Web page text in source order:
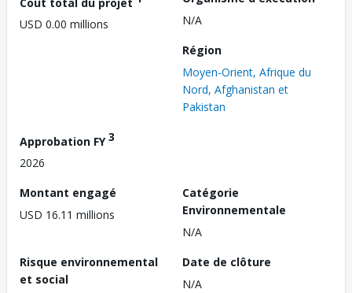
USD 0.00 millions
N/A
Région
Moyen-Orient, Afrique du
Nord, Afghanistan et
Pakistan
Approbation FY3
2026
Montant engagé
USD 16.11 millions
Catégorie
Environnementale
N/A
Risque environnemental
et social
Date de clôture
N/A